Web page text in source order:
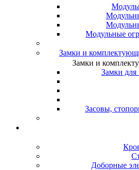
Модульные
Замки и
Замки и
Замки для
Засовы,
Доборные